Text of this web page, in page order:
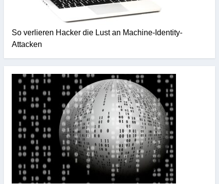
So verlieren Hacker die Lust an Machine-Identity-
Attacken